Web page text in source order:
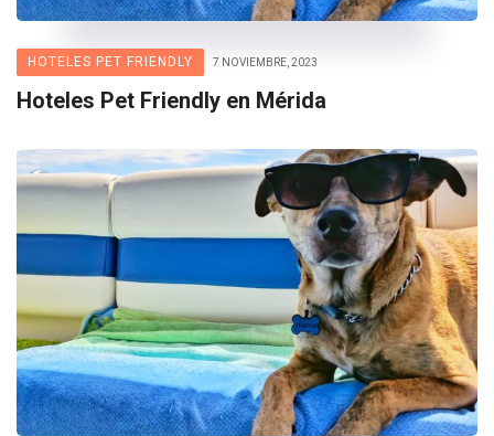
HOTELES PET FRIENDLY 7 NOVIEMBRE, 2023
Hoteles Pet Friendly en Mérida